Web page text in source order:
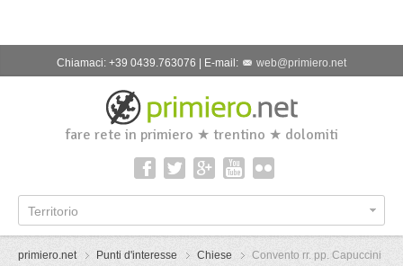
Chiamaci: +39 0439.763076 | E-mail: web@primiero.net
fare rete in primiero ★ trentino ★ dolomiti
Territorio
primiero.net Punti d'interesse Chiese Convento rr. pp. Capuccini